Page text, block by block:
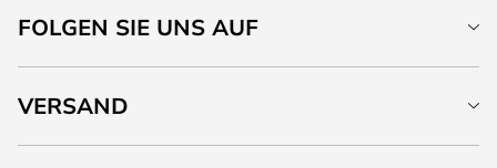
FOLGEN SIE UNS AUF
VERSAND